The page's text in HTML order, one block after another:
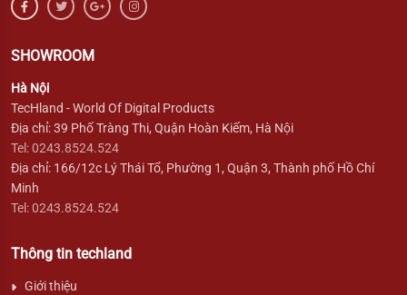
SHOWROOM
Hà Nội
TecHland - World Of Digital Products
Địa chỉ: 39 Phố Tràng Thi, Quận Hoàn Kiếm, Hà Nội
Tel: 0243.8524.524
Địa chỉ: 166/12c Lý Thái Tổ, Phường 1, Quận 3, Thành phố Hồ Chí
Minh
Tel: 0243.8524.524
Thông tin techland
Giới thiệu